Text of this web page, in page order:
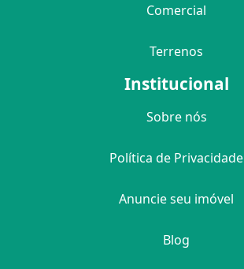
Comercial
Terrenos
Institucional
Sobre nós
Política de Privacidade
Anuncie seu imóvel
Blog